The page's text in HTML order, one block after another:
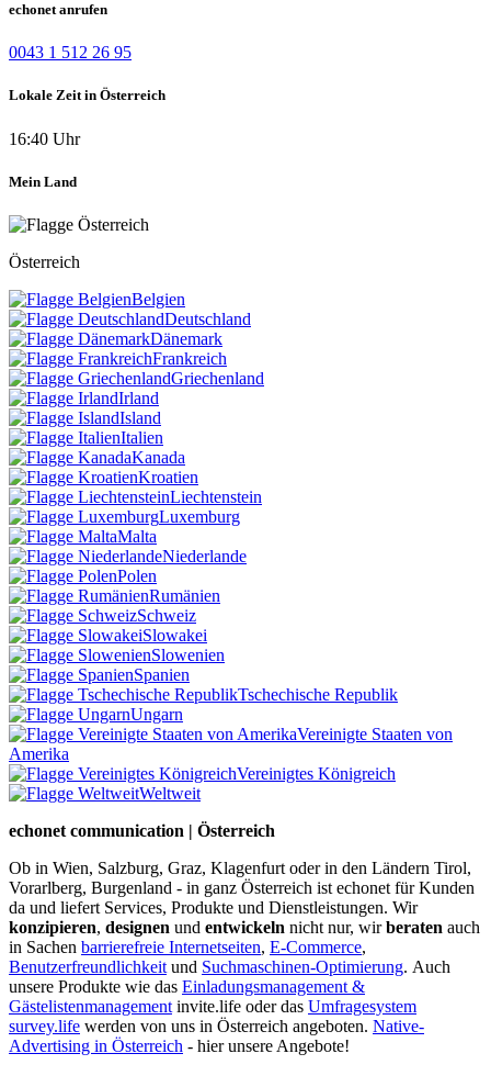
echonet anrufen
0043 1 512 26 95
Lokale Zeit in Österreich
16:40 Uhr
Mein Land
Österreich
Belgien
Deutschland
Dänemark
Frankreich
Griechenland
Irland
Island
Italien
Kanada
Kroatien
Liechtenstein
Luxemburg
Malta
Niederlande
Polen
Rumänien
Schweiz
Slowakei
Slowenien
Spanien
Tschechische Republik
Ungarn
Vereinigte Staaten von
Amerika
Vereinigtes Königreich
Weltweit
echonet communication | Österreich
Ob in Wien, Salzburg, Graz, Klagenfurt oder in den Ländern Tirol,
Vorarlberg, Burgenland - in ganz Österreich ist echonet für Kunden
da und liefert Services, Produkte und Dienstleistungen. Wir
konzipieren, designen und entwickeln nicht nur, wirberaten auch
in Sachen barrierefreie Internetseiten, E-Commerce,
Benutzerfreundlichkeit und Suchmaschinen-Optimierung. Auch
unsere Produkte wie das Einladungsmanagement &
Gästelistenmanagement invite.life oder das Umfragesystem
survey.life werden von uns in Österreich angeboten. Native-
Advertising in Österreich - hier unsere Angebote!